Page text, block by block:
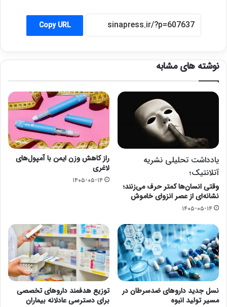
Copy URL
نوشته های مشابه
یادداشت تحلیلی نشریه
آتلانتیک؛
وقتی انسان‌ها کمتر حرف می‌زنند؛
نشانه‌ای از عصر انزوای خاموش
۱۴۰۵-۰۵-۱۴
راز کاهش وزن ایمن با آمپول‌های
لاغری
۱۴۰۵-۰۵-۱۴
نسل جدید داروهای ضدسرطان در
مسیر تولید انبوه
توزیع هدفمند داروهای تخصصی
برای دسترسی عادلانه بیماران